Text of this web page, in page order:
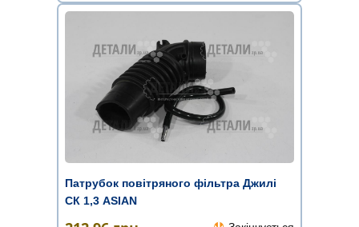
Патрубок повітряного фільтра Джилі
СК 1,3 ASIAN